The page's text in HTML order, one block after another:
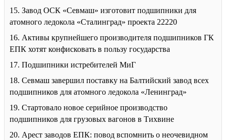
15. Завод ОСК «Севмаш» изготовит подшипники для
атомного ледокола «Сталинград» проекта 22220
16. Активы крупнейшего производителя подшипников ГК
ЕПК хотят конфисковать в пользу государства
17. Подшипники истребителей МиГ
18. Севмаш завершил поставку на Балтийский завод всех
подшипников для атомного ледокола «Ленинград»
19. Стартовало новое серийное производство
подшипников для грузовых вагонов в Тихвине
20. Арест заводов ЕПК: повод вспомнить о неочевидном